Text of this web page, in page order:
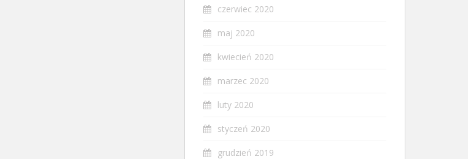
czerwiec 2020
maj 2020
kwiecień 2020
marzec 2020
luty 2020
styczeń 2020
grudzień 2019